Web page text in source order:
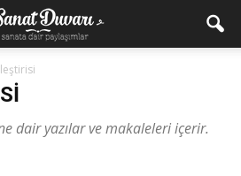
dair yazılar ve makaleleri içerir.